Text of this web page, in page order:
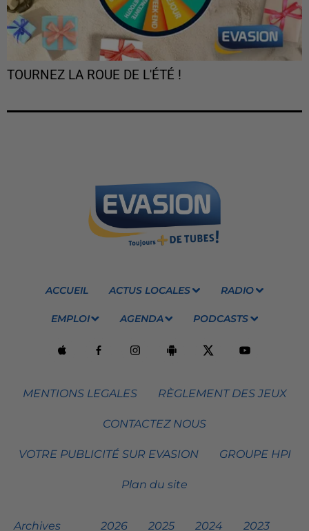
TOURNEZ LA ROUE DE L'ÉTÉ !
ACCUEIL ACTUS LOCALES RADIO
EMPLOI AGENDA PODCASTS
MENTIONS LEGALES RÈGLEMENT DES JEUX
CONTACTEZ NOUS
VOTRE PUBLICITÉ SUR EVASION GROUPE HPI
Plan du site
Archives 2026 2025 2024 2023